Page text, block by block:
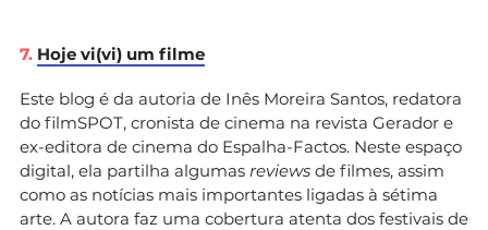
7. Hoje vi(vi) um filme
Este blog é da autoria de Inês Moreira Santos, redatora
do filmSPOT, cronista de cinema na revista Gerador e
ex-editora de cinema do Espalha-Factos. Neste espaço
digital, ela partilha algumas reviews de filmes, assim
como as notícias mais importantes ligadas à sétima
arte. A autora faz uma cobertura atenta dos festivais de